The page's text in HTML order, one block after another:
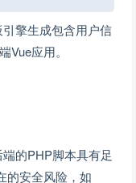
擎生成包含用户信
应用。
的PHP脚本具有足
的安全风险，如